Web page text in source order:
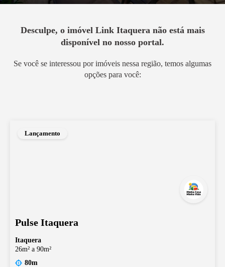
Desculpe, o imóvel Link Itaqueranão está mais
disponível no nosso portal.
Se você se interessou por imóveis nessa região, temos algumas
opções para você:
Lançamento
Pulse Itaquera
Itaquera
26m² a 90m²
80m